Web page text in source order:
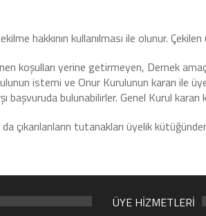
hakkının kullanılması ile olunur.
koşulları yerine getirmeyen, Dernek
istemi ve Onur Kurulunun kararı ile
başvuruda bulunabilirler. Genel Kurul kararı
çıkarılanların tutanakları üyelik
ÜYE HİZMETLERİ